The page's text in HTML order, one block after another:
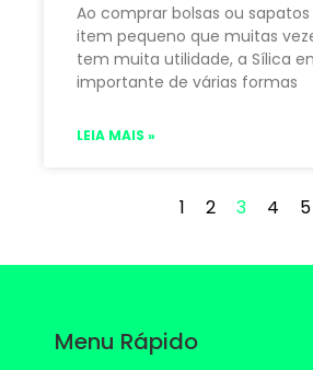
Ao comprar bolsas ou
item pequeno que muitas
tem muita utilidade, a Sílica
importante de várias formas
LEIA MAIS »
1 2 3 4 5
Menu Rápido